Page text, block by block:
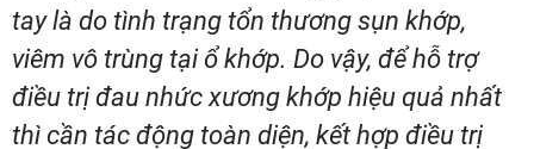
tay là do tình trạng tổn thương sụn khớp,
viêm vô trùng tại ổ khớp. Do vậy, để hỗ trợ
điều trị đau nhức xương khớp hiệu quả nhất
thì cần tác động toàn diện, kết hợp điều trị